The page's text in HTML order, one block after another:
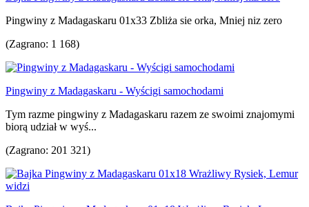
Pingwiny z Madagaskaru 01x33 Zbliża sie orka, Mniej niz zero
(Zagrano: 1 168)
Pingwiny z Madagaskaru - Wyścigi samochodami
Tym razme pingwiny z Madagaskaru razem ze swoimi znajomymi
biorą udział w wyś...
(Zagrano: 201 321)